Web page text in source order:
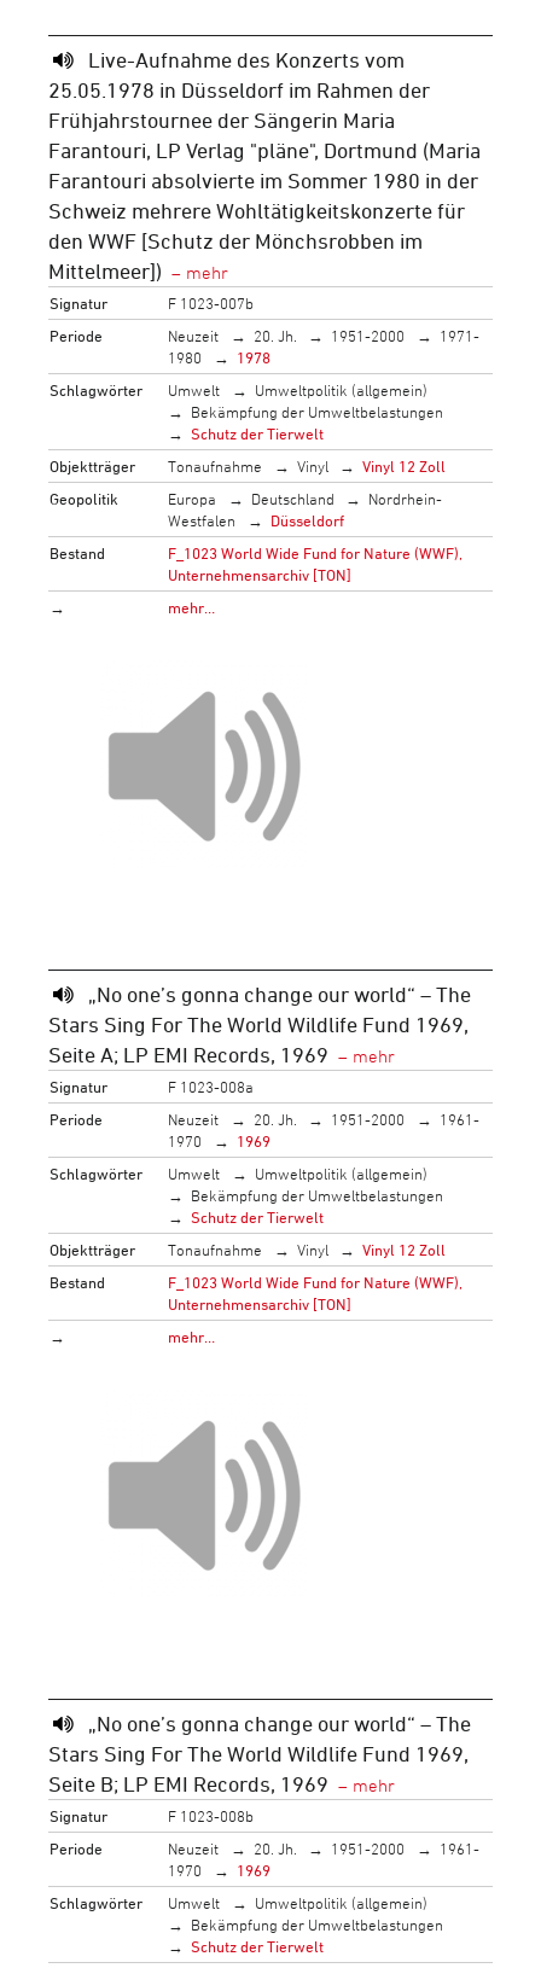
Live-Aufnahme des Konzerts vom
25.05.1978 in Düsseldorf im Rahmen der
Frühjahrstournee der Sängerin Maria
Farantouri, LP Verlag "pläne", Dortmund (Maria
Farantouri absolvierte im Sommer 1980 in der
Schweiz mehrere Wohltätigkeitskonzerte für
den WWF [Schutz der Mönchsrobben im
Mittelmeer])
Signatur
F 1023-007b
Periode
Neuzeit 20. Jh. 1951-2000
1971-
1980
1978
Schlagwörter
Umwelt
Umweltpolitik (allgemein)
Bekämpfung der Umweltbelastungen
Schutz der Tierwelt
Objektträger
Tonaufnahme Vinyl
Vinyl 12 Zoll
Geopolitik
Europa Deutschland
Nordrhein-
Westfalen
Düsseldorf
Bestand
F_1023 World Wide Fund for Nature (WWF),
Unternehmensarchiv [TON]
→
mehr…
„No one’s gonna change our world“ – The
Stars Sing For The World Wildlife Fund 1969,
Seite A; LP EMI Records, 1969
Signatur
F 1023-008a
Periode
Neuzeit 20. Jh. 1951-2000
1961-
1970
1969
Schlagwörter
Umwelt
Umweltpolitik (allgemein)
Bekämpfung der Umweltbelastungen
Schutz der Tierwelt
Objektträger
Tonaufnahme Vinyl
Vinyl 12 Zoll
Bestand
F_1023 World Wide Fund for Nature (WWF),
Unternehmensarchiv [TON]
→
mehr…
„No one’s gonna change our world“ – The
Stars Sing For The World Wildlife Fund 1969,
Seite B; LP EMI Records, 1969
Signatur
F 1023-008b
Periode
Neuzeit 20. Jh. 1951-2000
1961-
1970
1969
Schlagwörter
Umwelt
Umweltpolitik (allgemein)
Bekämpfung der Umweltbelastungen
Schutz der Tierwelt